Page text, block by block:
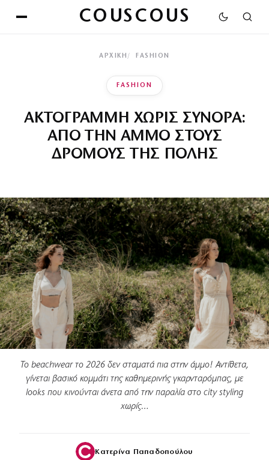
COUSCOUS
ΑΡΧΙΚΉ FASHION
FASHION
ΑΚΤΟΓΡΑΜΜΗ ΧΩΡΙΣ ΣΥΝΟΡΑ:
ΑΠΟ ΤΗΝ ΑΜΜΟ ΣΤΟΥΣ
ΔΡΟΜΟΥΣ ΤΗΣ ΠΟΛΗΣ
Το beachwear το 2026 δεν σταματά πια στην άμμο! Αντίθετα,
γίνεται βασικό κομμάτι της καθημερινής γκαρνταρόμπας, με
looks που κινούνται άνετα από την παραλία στο city styling
χωρίς…
Κατερίνα Παπαδοπούλου